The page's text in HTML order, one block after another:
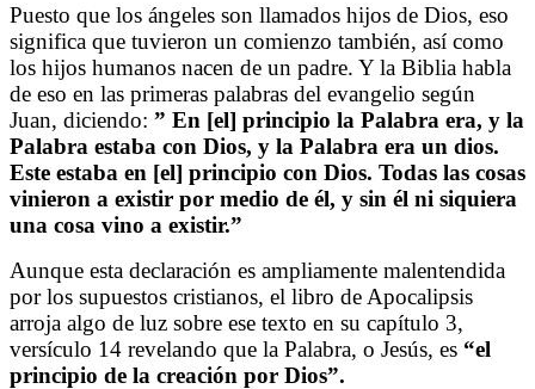
Puesto que los ángeles son llamados hijos de Dios, eso
significa que tuvieron un comienzo también, así como
los hijos humanos nacen de un padre. Y la Biblia habla
de eso en las primeras palabras del evangelio según
Juan, diciendo: ” En [el] principio la Palabra era, y la
Palabra estaba con Dios, y la Palabra era un dios.
Este estaba en [el] principio con Dios. Todas las cosas
vinieron a existir por medio de él, y sin él ni siquiera
una cosa vino a existir.”
Aunque esta declaración es ampliamente malentendida
por los supuestos cristianos, el libro de Apocalipsis
arroja algo de luz sobre ese texto en su capítulo 3,
versículo 14 revelando que la Palabra, o Jesús, es “el
principio de la creación por Dios”.